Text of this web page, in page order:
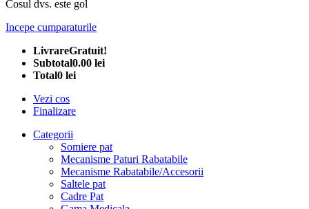
Cosul dvs. este gol
Incepe cumparaturile
LivrareGratuit!
Subtotal0.00 lei
Total0 lei
Vezi cos
Finalizare
Categorii
Somiere pat
Mecanisme Paturi Rabatabile
Mecanisme Rabatabile/Accesorii
Saltele pat
Cadre Pat